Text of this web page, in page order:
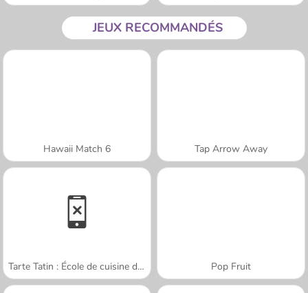
JEUX RECOMMANDÉS
Hawaii Match 6 Tap Arrow Away
Tarte Tatin : École de cuisine de Sara Pop Fruit